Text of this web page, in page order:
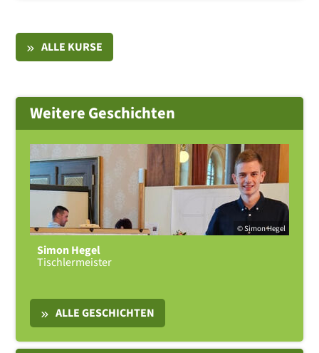
ALLE KURSE
Weitere Geschichten
© Simon Hegel
Simon Hegel
Tischlermeister
ALLE GESCHICHTEN